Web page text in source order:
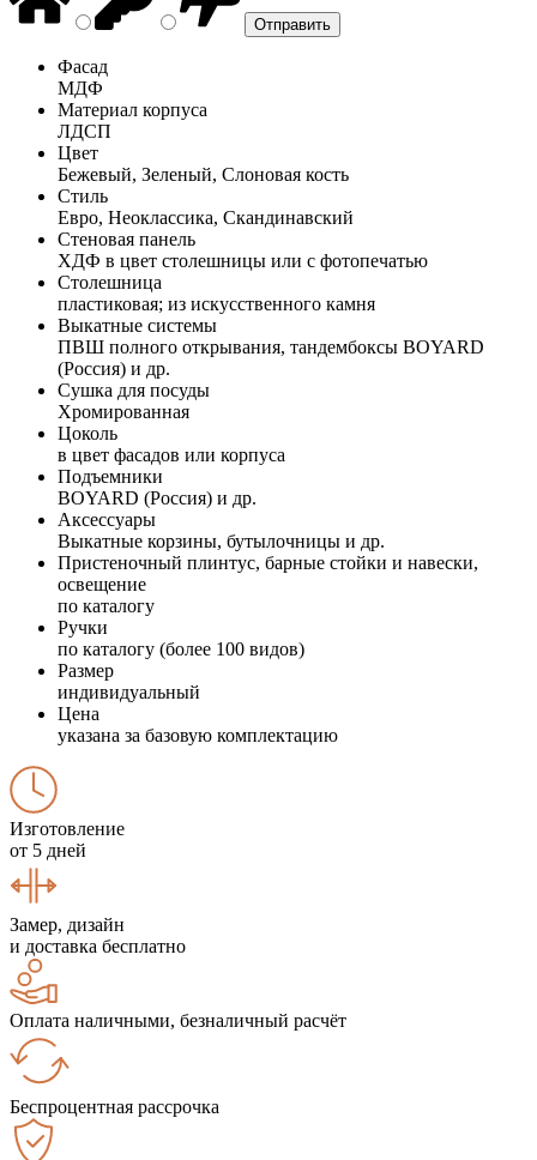
Фасад
МДФ
Материал корпуса
ЛДСП
Цвет
Бежевый, Зеленый, Слоновая кость
Стиль
Евро, Неоклассика, Скандинавский
Стеновая панель
ХДФ в цвет столешницы или с фотопечатью
Столешница
пластиковая; из искусственного камня
Выкатные системы
ПВШ полного открывания, тандембоксы BOYARD
(Россия) и др.
Сушка для посуды
Хромированная
Цоколь
в цвет фасадов или корпуса
Подъемники
BOYARD (Россия) и др.
Аксессуары
Выкатные корзины, бутылочницы и др.
Пристеночный плинтус, барные стойки и навески,
освещение
по каталогу
Ручки
по каталогу (более 100 видов)
Размер
индивидуальный
Цена
указана за базовую комплектацию
Изготовление
от 5 дней
Замер, дизайн
и доставка бесплатно
Оплата наличными, безналичный расчёт
Беспроцентная рассрочка